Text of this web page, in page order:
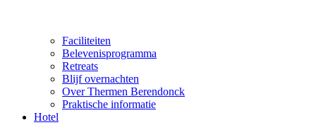
Faciliteiten
Belevenisprogramma
Retreats
Blijf overnachten
Over Thermen Berendonck
Praktische informatie
Hotel